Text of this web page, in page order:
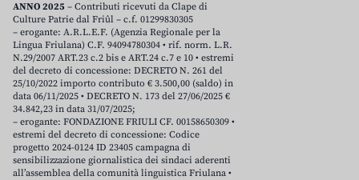
ANNO 2025 – Contributi ricevuti da Clape di
Culture Patrie dal Friûl – c.f. 01299830305
– erogante: A.R.L.E.F. (Agenzia Regionale per la
Lingua Friulana) C.F. 94094780304 • rif. norm. L.R.
N.29/2007 ART.23 c.2 bis e ART.24 c.7 e 10 • estremi
del decreto di concessione: DECRETO N. 261 del
25/10/2022 importo contributo € 3.500,00 (saldo) in
data 06/11/2025 • DECRETO N. 173 del 27/06/2025 €
34.842,23 in data 31/07/2025;
– erogante: FONDAZIONE FRIULI CF. 00158650309 •
estremi del decreto di concessione: Codice
progetto 2024-0124 ID 23405 campagna di
sensibilizzazione giornalistica dei sindaci aderenti
all’assemblea della comunità linguistica Friulana •